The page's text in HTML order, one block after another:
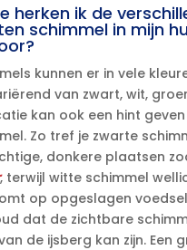
herken ik de
schimmel in mijn
kunnen er in vele
van zwart, wit,
kan ook een hint
Zo tref je zwarte
donkere plaatsen
, terwijl witte schimmel
op opgeslagen
dat de zichtbare
de ijsberg kan zijn.​ Een